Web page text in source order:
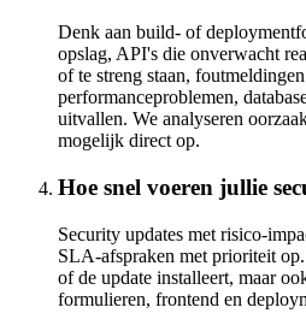
Denk aan build- of
opslag, API's die onverwacht
of te streng staan,
performanceproblemen,
uitvallen. We analyseren
mogelijk direct op.
Hoe snel voeren jullie
Security updates met risico-
SLA-afspraken met prioriteit
of de update installeert, maar
formulieren, frontend en